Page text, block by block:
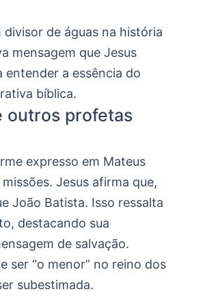
de águas na história
mensagem que Jesus
entender a essência do
bíblica.
outros profetas
expresso em Mateus
Jesus afirma que,
João Batista. Isso ressalta
destacando sua
de salvação.
ser “o menor” no reino dos
subestimada.